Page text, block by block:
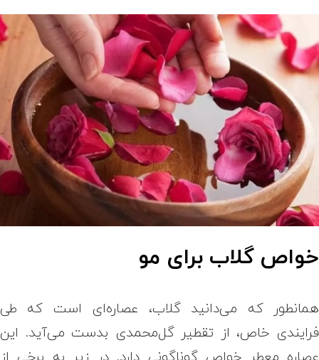
خواص گلاب برای مو
همانطور که می‌دانید گلاب، عصاره‌ای است که طی
فرایندی خاص، از تقطیر گل‌محمدی بدست می‌آید. این